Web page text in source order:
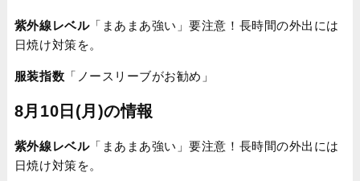
紫外線レベル「まあまあ強い」要注意！長時間の外出には
日焼け対策を。
服装指数 「ノースリーブがお勧め」
8月10日(月)の情報
紫外線レベル「まあまあ強い」要注意！長時間の外出には
日焼け対策を。